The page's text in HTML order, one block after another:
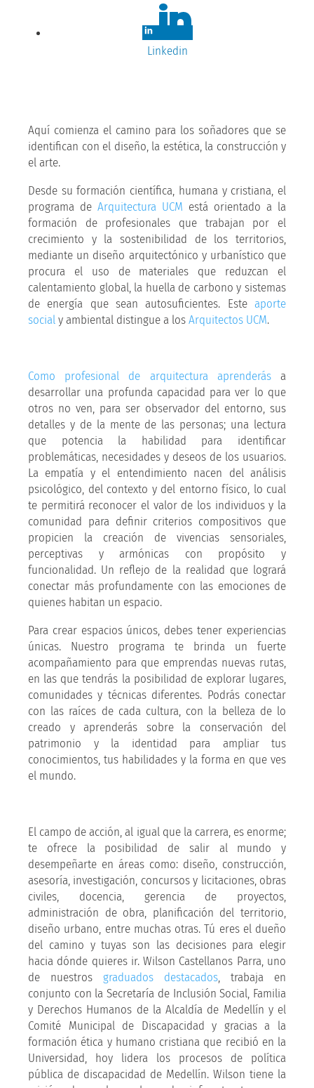
Linkedin
Aquí comienza el camino para los soñadores que se
identifican con el diseño, la estética, la construcción y
el arte.
Desde su formación científica, humana y cristiana, el
programa de Arquitectura UCM está orientado a la
formación de profesionales que trabajan por el
crecimiento y la sostenibilidad de los territorios,
mediante un diseño arquitectónico y urbanístico que
procura el uso de materiales que reduzcan el
calentamiento global, la huella de carbono y sistemas
de energía que sean autosuficientes. Este aporte
socialy ambiental distingue a losArquitectos UCM.
Como profesional de arquitectura aprenderása
desarrollar una profunda capacidad para ver lo que
otros no ven, para ser observador del entorno, sus
detalles y de la mente de las personas; una lectura
que potencia la habilidad para identificar
problemáticas, necesidades y deseos de los usuarios.
La empatía y el entendimiento nacen del análisis
psicológico, del contexto y del entorno físico, lo cual
te permitirá reconocer el valor de los individuos y la
comunidad para definir criterios compositivos que
propicien la creación de vivencias sensoriales,
perceptivas y armónicas con propósito y
funcionalidad. Un reflejo de la realidad que logrará
conectar más profundamente con las emociones de
quienes habitan un espacio.
Para crear espacios únicos, debes tener experiencias
únicas. Nuestro programa te brinda un fuerte
acompañamiento para que emprendas nuevas rutas,
en las que tendrás la posibilidad de explorar lugares,
comunidades y técnicas diferentes. Podrás conectar
con las raíces de cada cultura, con la belleza de lo
creado y aprenderás sobre la conservación del
patrimonio y la identidad para ampliar tus
conocimientos, tus habilidades y la forma en que ves
el mundo.
El campo de acción, al igual que la carrera, es enorme;
te ofrece la posibilidad de ​​salir al mundo y
desempeñarte en áreas como: diseño, construcción,
asesoría, investigación, concursos y licitaciones, obras
civiles, docencia, gerencia de proyectos,
administración de obra, planificación del territorio,
diseño urbano, entre muchas otras. Tú eres el dueño
del camino y tuyas son las decisiones para elegir
hacia dónde quieres ir. Wilson Castellanos Parra, uno
de nuestros graduados destacados, trabaja en
conjunto con la Secretaría de Inclusión Social, Familia
y Derechos Humanos de la Alcaldía de Medellín y el
Comité Municipal de Discapacidad y gracias a la
formación ética y humano cristiana que recibió en la
Universidad, hoy lidera los procesos de política
pública de discapacidad de Medellín. Wilson tiene la